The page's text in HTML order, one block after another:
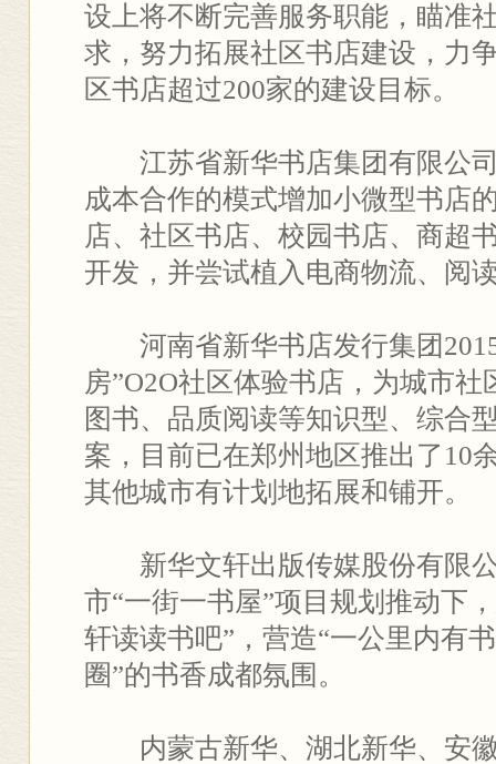
设上将不断完善服务职能，瞄准
求，努力拓展社区书店建设，力
区书店超过200家的建设目标。
江苏省新华书店集团有限公司
成本合作的模式增加小微型书店
店、社区书店、校园书店、商超
开发，并尝试植入电商物流、阅
河南省新华书店发行集团
房”O2O社区体验书店，为城市
图书、品质阅读等知识型、综合
案，目前已在郑州地区推出了10
其他城市有计划地拓展和铺开。
新华文轩出版传媒股份有限公
市“一街一书屋”项目规划推动下
轩读读书吧”，营造“一公里内有
圈”的书香成都氛围。
内蒙古新华、湖北新华、安徽